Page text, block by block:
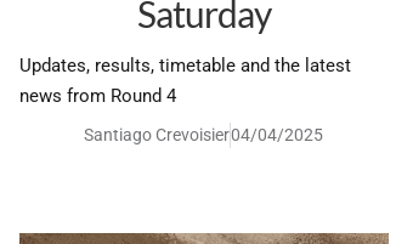
Saturday
Updates, results, timetable and the latest
news from Round 4
Santiago Crevoisier04/04/2025